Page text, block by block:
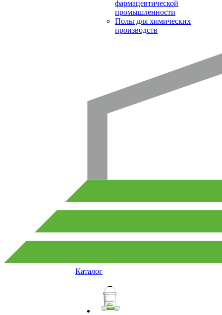
фармацевтической
промышленности
Полы для химических
производств
Каталог